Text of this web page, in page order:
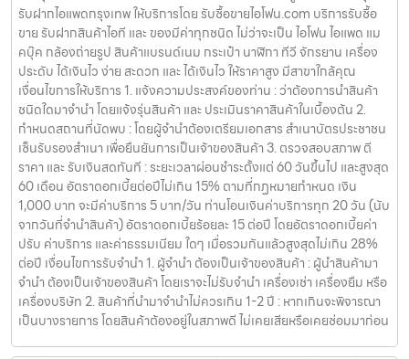
รับฝากไอแพดกรุงเทพ ให้บริการโดย รับซื้อขายไอโฟน.com บริการรับซื้อ
ขาย รับฝากสินค้าไอที และ ของมีค่าทุกชนิด ไม่ว่าจะเป็น ไอโฟน ไอแพด แม
คบุ๊ค กล้องถ่ายรูป สินค้าแบรนด์เนม กระเป๋า นาฬิกา ทีวี จักรยาน เครื่อง
ประดับ ได้เงินไว ง่าย สะดวก และ ได้เงินไว ให้ราคาสูง มีสาขาใกล้คุณ
เงื่อนไขการให้บริการ 1. แจ้งความประสงค์ของท่าน : ว่าต้องการนำสินค้า
ชนิดใดมาจำนำ โดยแจ้งรุ่นสินค้า และ ประเมินราคาสินค้าในเบื้องต้น 2.
กำหนดสถานที่นัดพบ : โดยผู้จำนำต้องเตรียมเอกสาร สำเนาบัตรประชาชน
เซ็นรับรองสำเนา เพื่อยืนยันการเป็นเจ้าของสินค้า 3. ตรวจสอบสภาพ ตี
ราคา และ รับเงินสดทันที : ระยะเวลาผ่อนชำระตั้งแต่ 60 วันขึ้นไป และสูงสุด
60 เดือน อัตราดอกเบี้ยต่อปีไม่เกิน 15% ตามที่กฏหมายกำหนด เงิน
1,000 บาท จะมีค่าบริการ 5 บาท/วัน ท่านโอนเงินค่าบริการทุก 20 วัน (นับ
จากวันที่จำนำสินค้า) อัตราดอกเบี้ยร้อยละ 15 ต่อปี โดยอัตราดอกเบี้ยค่า
ปรับ ค่าบริการ และค่าธรรมเนียม ใดๆ เมื่อรวมกันแล้วสูงสุดไม่เกิน 28%
ต่อปี เงื่อนไขการรับจำนำ 1. ผู้จำนำ ต้องเป็นเจ้าของสินค้า : ผู้นำสินค้ามา
จำนำ ต้องเป็นเจ้าของสินค้า โดยเราจะไม่รับจำนำ เครื่องเช่า เครื่องยืม หรือ
เครื่องบริษัท 2. สินค้าที่นำมาจำนำไม่ควรเกิน 1-2 ปี : หากเกินจะพิจารณา
เป็นบางรายการ โดยสินค้าต้องอยู่ในสภาพดี ไม่เคยเสียหรือเคยซ่อมมาก่อน